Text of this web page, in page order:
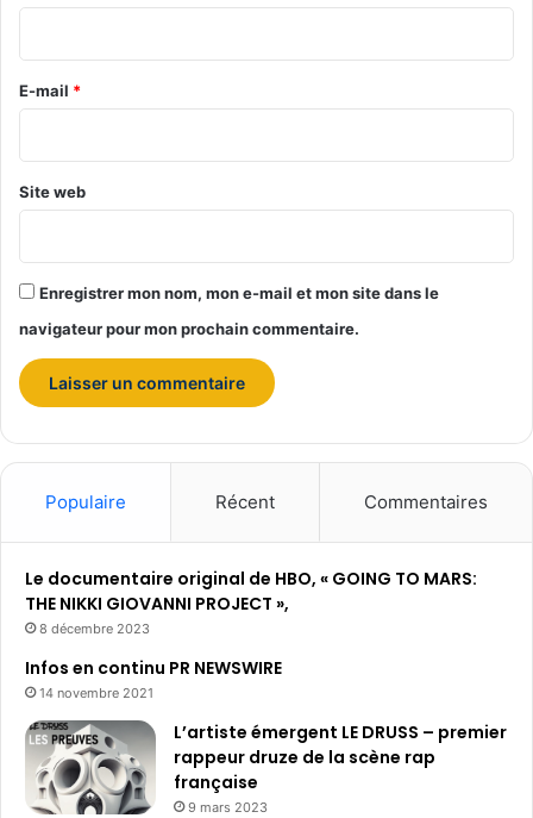
r
e
E-mail *
Site web
Enregistrer mon nom, mon e-mail et mon site dans le
navigateur pour mon prochain commentaire.
Populaire Récent Commentaires
Le documentaire original de HBO, « GOING TO MARS:
THE NIKKI GIOVANNI PROJECT »,
8 décembre 2023
Infos en continu PR NEWSWIRE
14 novembre 2021
L’artiste émergent LE DRUSS – premier
rappeur druze de la scène rap
française
9 mars 2023